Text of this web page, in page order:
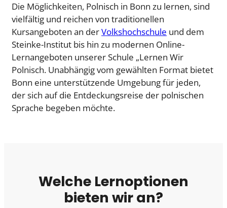
Die Möglichkeiten, Polnisch in Bonn zu lernen, sind
vielfältig und reichen von traditionellen
Kursangeboten an derVolkshochschule und dem
Steinke-Institut bis hin zu modernen Online-
Lernangeboten unserer Schule „Lernen Wir
Polnisch. Unabhängig vom gewählten Format bietet
Bonn eine unterstützende Umgebung für jeden,
der sich auf die Entdeckungsreise der polnischen
Sprache begeben möchte.
Welche Lernoptionen
bieten wir an?